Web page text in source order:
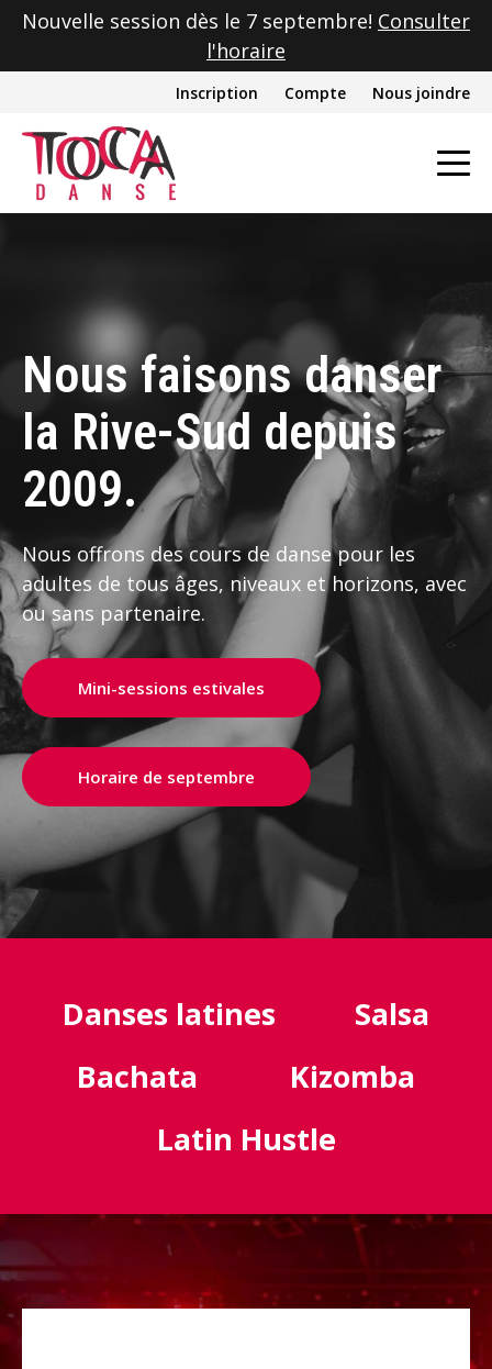
Nouvelle session dès le 7 septembre! Consulter
l'horaire
Inscription Compte Nous joindre
Nous faisons danser
la Rive-Sud depuis
2009.
Nous offrons des cours de danse pour les
adultes de tous âges, niveaux et horizons, avec
ou sans partenaire.
Mini-sessions estivales
Horaire de septembre
Danses latines
Salsa
Bachata
Kizomba
Latin Hustle